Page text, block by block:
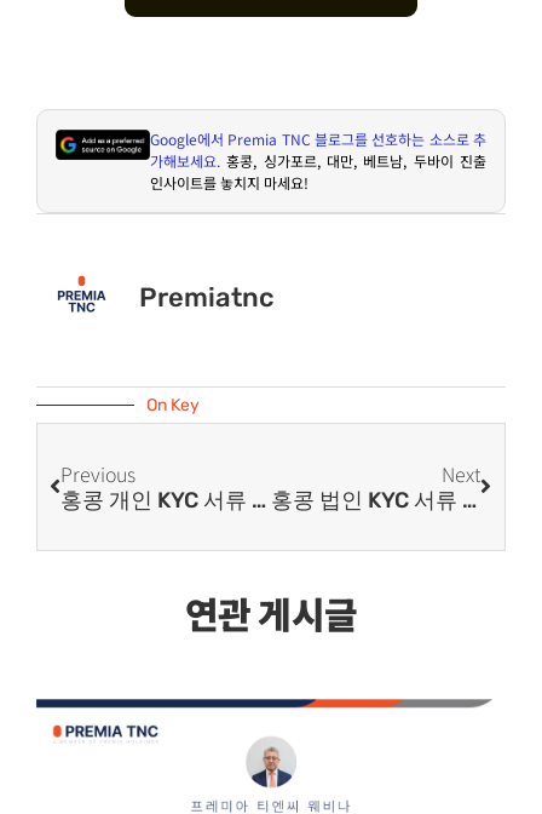
Google에서 Premia TNC블로그를 선호하는 소스로 추
가해보세요. 홍콩, 싱가포르, 대만, 베트남, 두바이 진출
인사이트를 놓치지 마세요!
Premiatnc
On Key
Previous
홍콩 개인 KYC 서류 작성 방법
Next
홍콩 법인 KYC 서류 작성 방법
연관 게시글